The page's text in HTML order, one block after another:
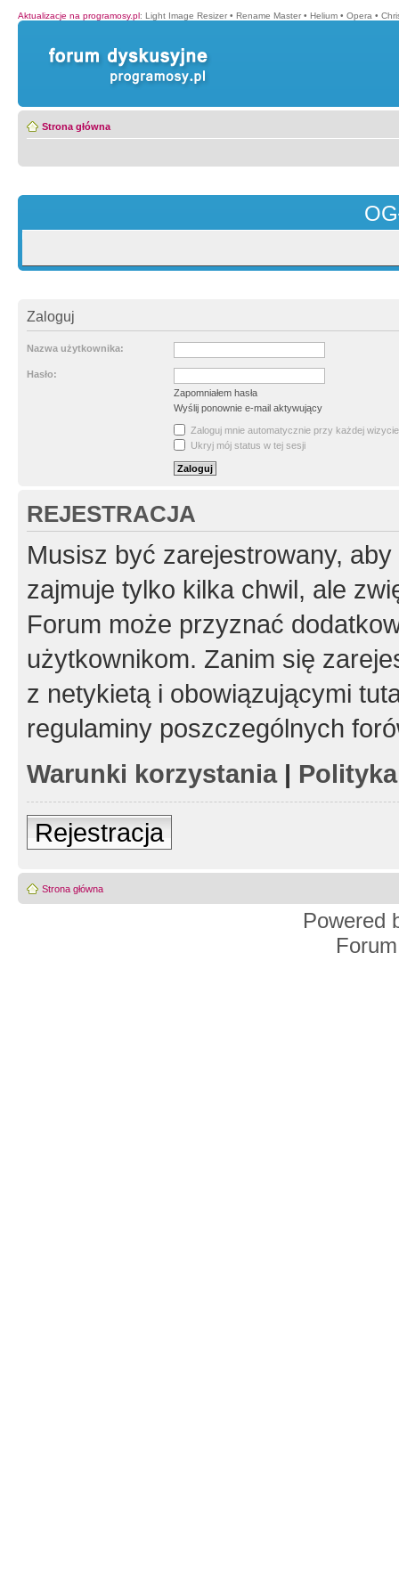
Aktualizacje na programosy.pl: Light Image Resizer • Rename Master • Helium • Opera •
Strona główna
Zaloguj
Nazwa użytkownika:
Hasło:
Zapomniałem hasła
Wyślij ponownie e-mail aktywujący
Zaloguj mnie automatycznie przy każdej wizycie
Ukryj mój status w tej sesji
REJESTRACJA
Musisz być zarejestrowany,
zajmuje tylko kilka chwil, ale
Forum może przyznać
użytkownikom. Zanim się
z netykietą i obowiązującymi
regulaminy poszczególnych
Warunki korzystania|
Rejestracja
Strona główna
Powered